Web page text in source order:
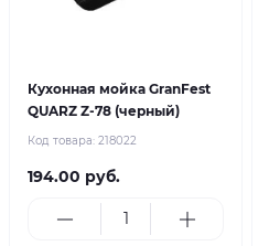
Кухонная мойка GranFest
QUARZ Z-78 (черный)
Код товара: 218022
194.00 руб.